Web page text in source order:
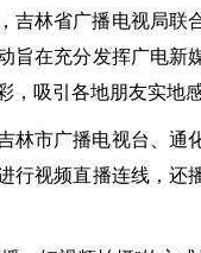
吉林省广播电视局
旨在充分发挥广电
吸引各地朋友实地
林市广播电视台、
行视频直播连线，